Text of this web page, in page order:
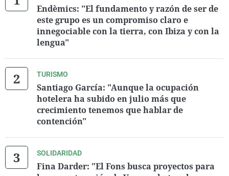
Endèmics: "El fundamento y razón de ser de
este grupo es un compromiso claro e
innegociable con la tierra, con Ibiza y con la
lengua"
TURISMO
Santiago García: "Aunque la ocupación
hotelera ha subido en julio más que
crecimiento tenemos que hablar de
contención"
SOLIDARIDAD
Fina Darder: "El Fons busca proyectos para